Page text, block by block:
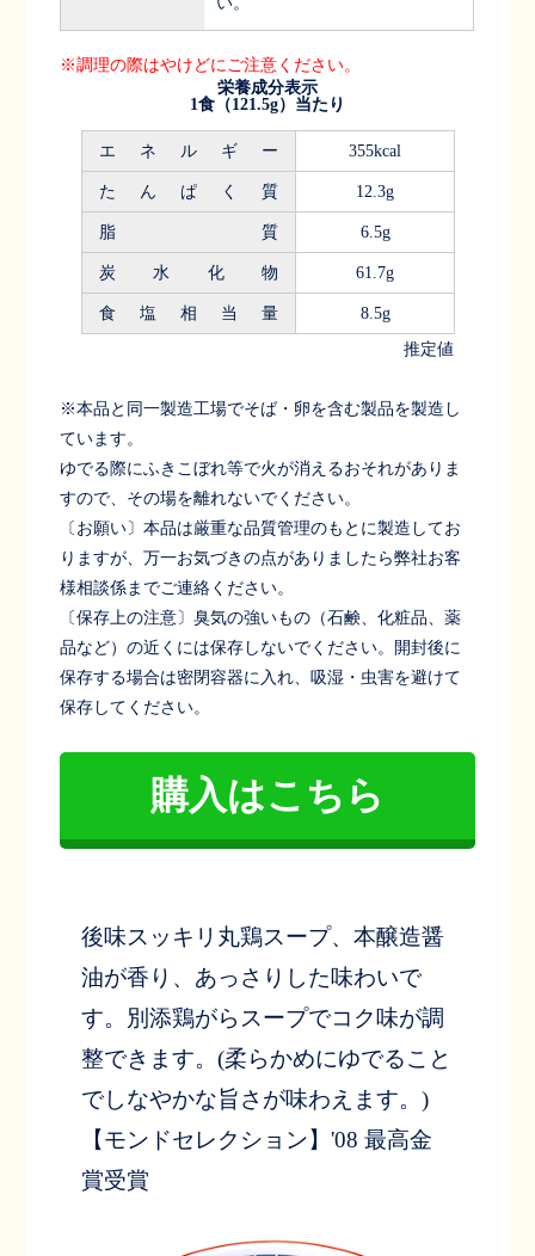
※調理の際はやけどにご注意ください。
栄養成分表示
1食（121.5g）当たり
エネルギー 355kcal
たんぱく質 12.3g
脂質 6.5g
炭水化物 61.7g
食塩相当量
8.5g
推定値
※本品と同一製造工場でそば・卵を含む製品を製造し
ています。
ゆでる際にふきこぼれ等で火が消えるおそれがありま
すので、その場を離れないでください。
〔お願い〕本品は厳重な品質管理のもとに製造してお
りますが、万一お気づきの点がありましたら弊社お客
様相談係までご連絡ください。
〔保存上の注意〕臭気の強いもの（石鹸、化粧品、薬
品など）の近くには保存しないでください。開封後に
保存する場合は密閉容器に入れ、吸湿・虫害を避けて
保存してください。
購入はこちら
後味スッキリ丸鶏スープ、本醸造醤
油が香り、あっさりした味わいで
す。別添鶏がらスープでコク味が調
整できます。(柔らかめにゆでること
でしなやかな旨さが味わえます。)
【モンドセレクション】'08 最高金
賞受賞